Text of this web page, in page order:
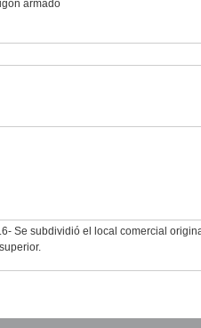
Descarga
armado
Se subdividió el local comercial